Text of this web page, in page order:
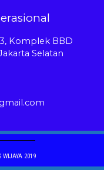
Komplek BBD
Selatan
WIJAYA 2019